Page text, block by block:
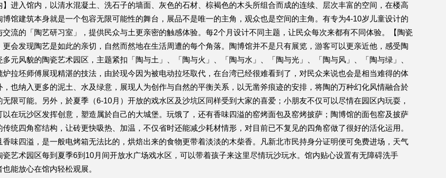
进入馆内，以清水混凝土、洗石子的墙面、灰色的石材、棕褐色的木头所组合而成的连续、层次丰富的空间，在楼高
馆建筑本身就是一个包容无限可能性的舞台，展品不是唯一的主角，观众也是空间的主角。有专为4-10岁儿童设计的
交流的「陶艺研习室」，提供民众与土更亲密的触感体验。每2个月设计不同主题，让民众每次来都有不同体验。【陶瓷
会发现陶艺是如此的亲切，自然而然地在生活周遭的每个角落。陶博馆并不是只有展览，游客可以更亲近他，感受陶
元风貌的陶瓷艺术园区，主题紧扣「陶与土」、「陶与火」、「陶与水」、「陶与光」、「陶与风」、「陶与绿」、
炉拉坯师傅展现精湛的技法，由於现今因为被电动拉坯取代，在台湾已经很难看到了，对民众来说也会是相当难得的体
也纳入更多的泥土、水及绿意，展现人为创作与自然的平衡关系，以无凿斧痕迹的安排，将陶的万种幻化风情融合於
限可能。另外，於夏季（6-10月）开放的戏水区及沙坑区同样受到大家的喜爱；小朋友不仅可以尽情在园区内玩耍，
在玩沙区发挥创意，塑造属於自己的大城堡。玩饿了，还有香味四溢的窑烤面包及窑烤披萨；陶博馆的面包窑及披萨
统四角窑结构，让砖更快吸热、加温，不仅省时还能减少耗材情形，对目前已不复见的四角窑做了很好的活化运用。
味四溢，是一般电烤箱无法比的，烘焙出来的食物更带着淡淡的木柴香。凡新北市民持身分证明便可免费进场，天气
艺术园区每到夏季6到10月间开放水广场戏水区，可以带着孩子来这里尽情玩沙玩水。馆内贴心设置有无障碍洗手
能放心在馆内轻松观展。